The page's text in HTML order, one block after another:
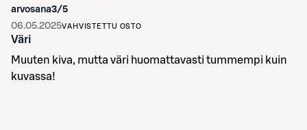
arvosana3/5
06.05.2025VAHVISTETTU OSTO
Väri
Muuten kiva, mutta väri huomattavasti tummempi kuin
kuvassa!